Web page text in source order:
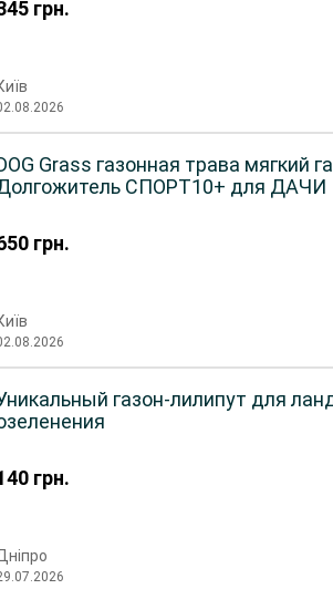
грн.
грн.
Grass газонная трава мягкий
СПОРТ10+ для ДАЧИ
грн.
газон-лилипут для